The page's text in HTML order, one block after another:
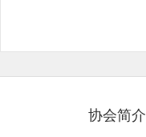
协会简介